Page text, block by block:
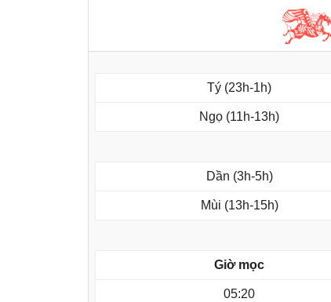
Tý (23h-1h)
Ngọ (11h-13h)
Dần (3h-5h)
Mùi (13h-15h)
Giờ mọc
05:20